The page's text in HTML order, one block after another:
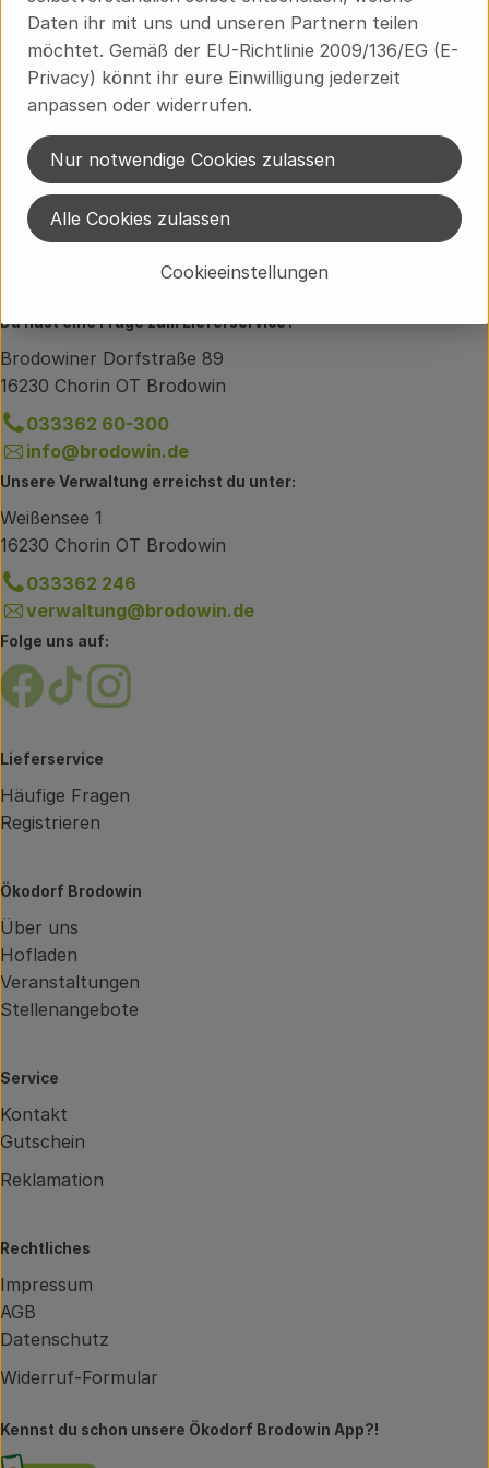
Produktinformationen
Herkunft
Hersteller: GK
Du hast eine Frage zum Lieferservice?
Brodowiner Dorfstraße 89
16230 Chorin OT Brodowin
033362 60-300
info@brodowin.de
Unsere Verwaltung erreichst du unter:
Weißensee 1
16230 Chorin OT Brodowin
033362 246
verwaltung@brodowin.de
Folge uns auf:
Externer Link zu https://www.facebook.com/
Externer Link zu https://www.tiktok.com/
Externer Link zu https://
Lieferservice
Häufige Fragen
Registrieren
Ökodorf Brodowin
Über uns
Hofladen
Veranstaltungen
Stellenangebote
Service
Kontakt
Gutschein
Reklamation
Rechtliches
Impressum
AGB
Datenschutz
Widerruf-Formular
Kennst du schon unsere Ökodorf Brodowin App?!
Daten ihr mit uns und unseren Partnern teilen
möchtet. Gemäß der EU-Richtlinie 2009/136/EG (E-
Privacy) könnt ihr eure Einwilligung jederzeit
anpassen oder widerrufen.
Cookieeinstellungen
Nur notwendige Cookies zulassen
Alle Cookies zulassen